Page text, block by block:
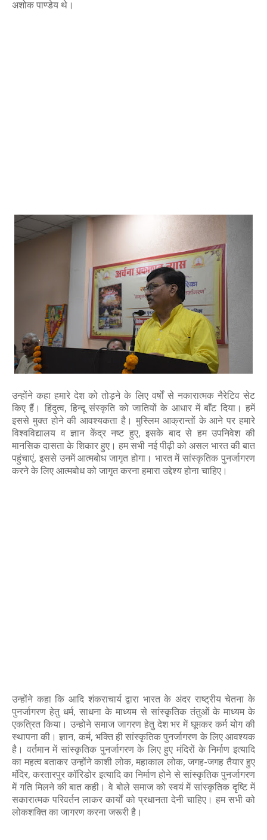
अशोक पाण्डेय थे।
उन्होंने कहा हमारे देश को तोड़ने के लिए वर्षों से नकारात्मक नैरेटिव सेट
किए हैं। हिंदुत्व, हिन्दू संस्कृति को जातियों के आधार में बाँट दिया। हमें
इससे मुक्त होने की आवश्यकता है। मुस्लिम आक्रान्तों के आने पर हमारे
विश्वविद्यालय व ज्ञान केंद्र नष्ट हुए, इसके बाद से हम उपनिवेश की
मानसिक दासता के शिकार हुए। हम सभी नई पीढ़ी को असल भारत की बात
पहुंचाएं, इससे उनमें आत्मबोध जागृत होगा। भारत में सांस्कृतिक पुनर्जागरण
करने के लिए आत्मबोध को जागृत करना हमारा उद्देश्य होना चाहिए।
उन्होंने कहा कि आदि शंकराचार्य द्वारा भारत के अंदर राष्ट्रीय चेतना के
पुनर्जागरण हेतु धर्म, साधना के माध्यम से सांस्कृतिक तंतुओं के माध्यम के
एकत्रित किया। उन्होने समाज जागरण हेतु देश भर में घूमकर कर्म योग की
स्थापना की। ज्ञान, कर्म, भक्ति ही सांस्कृतिक पुनर्जागरण के लिए आवश्यक
है। वर्तमान में सांस्कृतिक पुनर्जागरण के लिए हुए मंदिरों के निर्माण इत्यादि
का महत्व बताकर उन्होंने काशी लोक, महाकाल लोक, जगह-जगह तैयार हुए
मंदिर, करतारपुर कॉरिडोर इत्यादि का निर्माण होने से सांस्कृतिक पुनर्जागरण
में गति मिलने की बात कही। वे बोले समाज को स्वयं में सांस्कृतिक दृष्टि में
सकारात्मक परिवर्तन लाकर कार्यों को प्रधानता देनी चाहिए। हम सभी को
लोकशक्ति का जागरण करना जरूरी है।